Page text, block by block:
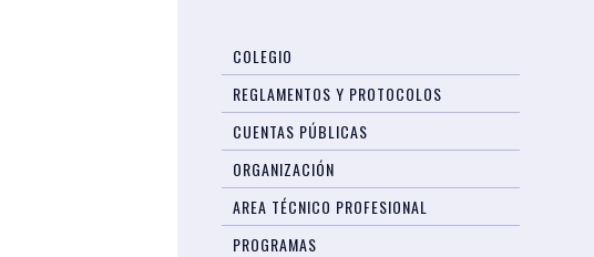
COLEGIO
REGLAMENTOS Y PROTOCOLOS
CUENTAS PÚBLICAS
ORGANIZACIÓN
AREA TÉCNICO PROFESIONAL
PROGRAMAS